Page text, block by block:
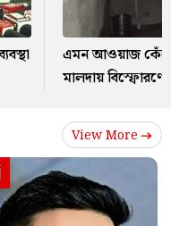
এমন আওয়াজ
মালদায়
View More